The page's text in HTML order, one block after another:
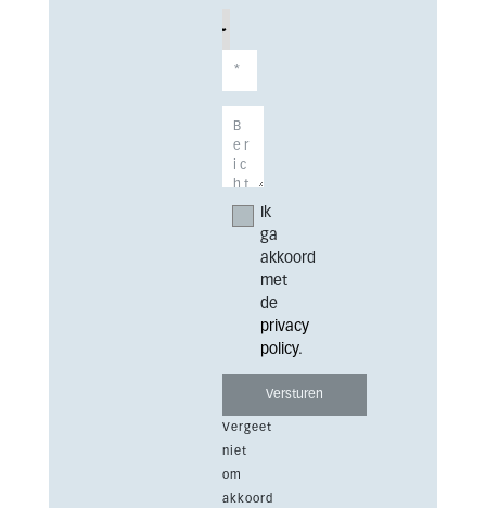
Ik
ga
akkoord
met
de
privacy
policy.
Vergeet
niet
om
akkoord